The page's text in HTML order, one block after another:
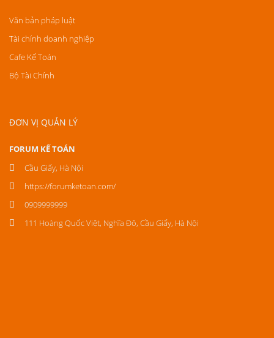
Văn bản pháp luật
Tài chính doanh nghiệp
Cafe Kế Toán
Bộ Tài Chính
ĐƠN VỊ QUẢN LÝ
FORUM KẾ TOÁN
Cầu Giấy, Hà Nội
https://forumketoan.com/
0909999999
111 Hoàng Quốc Việt, Nghĩa Đô, Cầu Giấy, Hà Nội